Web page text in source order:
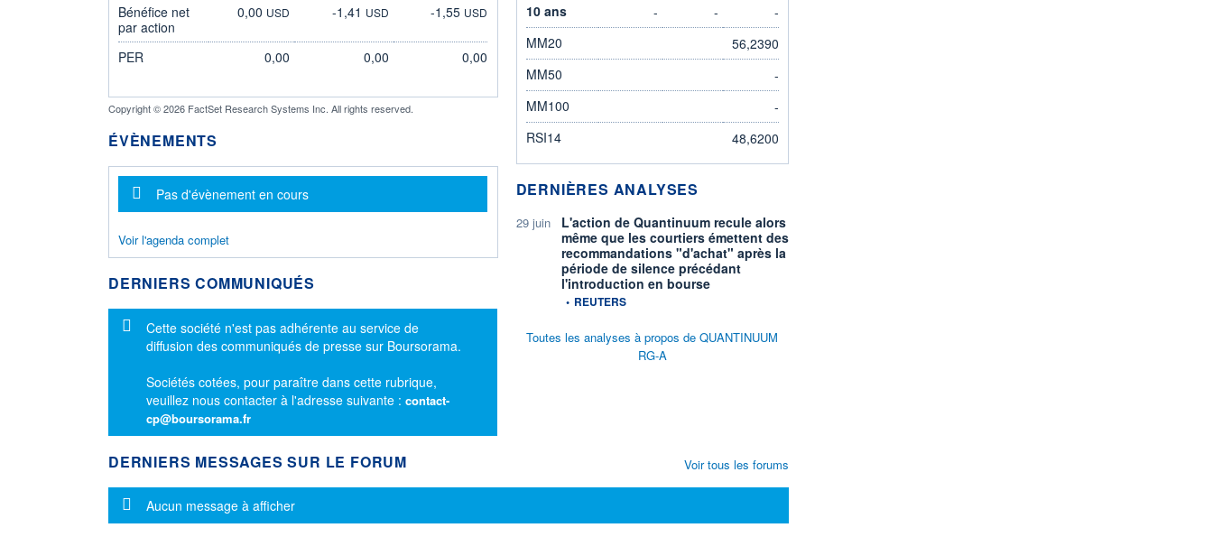
Bénéfice net
par action
0,00 USD -1,41 USD -1,55 USD
PER 0,00 0,00 0,00
Copyright © 2026 FactSet Research Systems Inc. All rights reserved.
ÉVÈNEMENTS
Message d'information
Pas d'évènement en cours
Voir l'agenda complet
DERNIERS COMMUNIQUÉS
Message d'information
Cette société n'est pas adhérente au service de
diffusion des communiqués de presse sur Boursorama.
Sociétés cotées, pour paraître dans cette rubrique,
veuillez nous contacter à l'adresse suivante : contact-
cp@boursorama.fr
10 ans
- -
-
MM20
56,2390
MM50
-
MM100
-
RSI14
48,6200
DERNIÈRES ANALYSES
29 juin
L'action de Quantinuum recule alors
même que les courtiers émettent des
recommandations "d'achat" après la
période de silence précédant
l'introduction en bourse
information fournie par
• REUTERS
Toutes les analyses à propos de QUANTINUUM
RG-A
DERNIERS MESSAGES SUR LE FORUM
Message d'information
Aucun message à afficher
Voir tous les forums